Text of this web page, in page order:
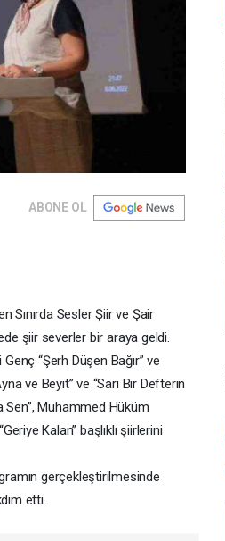
ABONE OL
Sınırda Sesler Şiir ve Şair
şiir severler bir araya geldi.
“Şerh Düşen Bağır” ve
ve Beyit” ve “Sarı Bir Defterin
Sen”, Muhammed Hüküm
Kalan” başlıklı şiirlerini
gerçekleştirilmesinde
etti.